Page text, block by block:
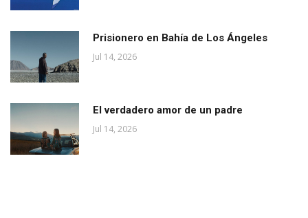
Prisionero en Bahía de Los Ángeles
Jul 14, 2026
El verdadero amor de un padre
Jul 14, 2026